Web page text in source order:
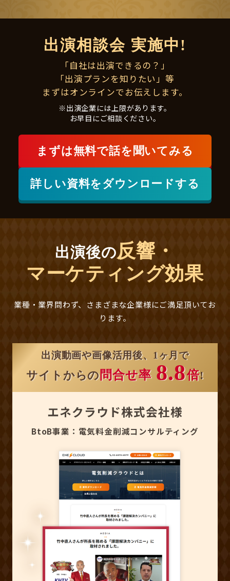
出演相談会 実施中!
「自社は出演できるの？」
「出演プランを知りたい」等
まずはオンラインでお伝えします。
※出演企業には上限があります。
お早目にご相談ください。
まずは無料で話を聞いてみる
詳しい資料をダウンロードする
出演後の反響・
マーケティング効果
業種・業界問わず、さまざまな企業様にご満足頂いてお
ります。
出演動画や画像活用後、1ヶ月で
サイトからの問合せ率 8.8倍!
エネクラウド株式会社様
BtoB事業：電気料金削減コンサルティング